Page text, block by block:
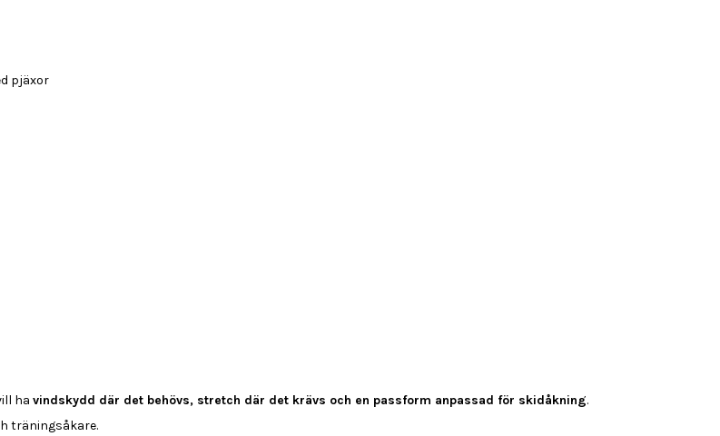
pjäxor
ha vindskydd där det behövs, stretch där det krävs och en passform anpassad för skidåkning.
träningsåkare.